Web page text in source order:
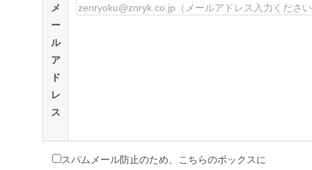
メ
ー
ル
ア
ド
レ
ス
スパムメール防止のため、こちらのボックスに